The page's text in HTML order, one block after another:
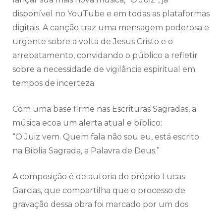
disponível no YouTube e em todas as plataformas
digitais. A canção traz uma mensagem poderosa e
urgente sobre a volta de Jesus Cristo e o
arrebatamento, convidando o público a refletir
sobre a necessidade de vigilância espiritual em
tempos de incerteza.
Com uma base firme nas Escrituras Sagradas, a
música ecoa um alerta atual e bíblico:
“O Juiz vem. Quem fala não sou eu, está escrito
na Bíblia Sagrada, a Palavra de Deus.”
A composição é de autoria do próprio Lucas
Garcias, que compartilha que o processo de
gravação dessa obra foi marcado por um dos